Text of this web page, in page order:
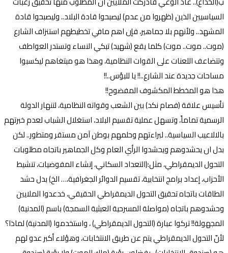
السياسيين الذين (ظهروا من عدم) ليصبحوا قادة البلاد.. وليصبحوا قادة
المشهد.. ولأنهم بلا جماهير، فإن اهم مافي تخطيطهم استنزاف الشارع
(موت.. موت.. موت) كلما يقع (شهيد) تبكي النساء وتستدر العواطف
وتتضاعف اللعنات على القوات النظامية، وهذا هو مبتغاهم ليكسبوا
مساحات جديدة عند الشارع..!! يا للبؤس..!!
هذا هو المخطط المكشوف المفضوح!!
تأسيس علاقة (فصام نكد) بين الشعب وقواته النظامية، لتنهار الدولة
الرسمية تماماً، وتسهل عملية تقسيم البلاد، استغلال الشباب لعدم خبرتهم
بالالاعيب السياسية.. لبراءتهم وحلمهم بوطن آمن مستقر ومتطور.. لكن
بدل ان يحشدوهم ويحشدوا الرأي العام وكل الجماهير باتجاه مطلوبات
التحول الديمقراطي، مثل:(التعداد السكاني، إنشاء المفوضيات، تنشيط
الأحزاب، إعداد برامج انتخابية، تقسيم الدوائر الجغرافية،… الخ) بدل حشد
الطاقات باتجاه تحقيق التحول الديمقراطي الحقيقي، خدعدوا الملايين
وحشدوهم باتجاه (مواصلة المسرحية العبثية السمجة) باسم (المدنية)
المجهولة!! تركوا عبارة (التحول الديمقراطي) ، واستخدموا (المدنية) لماذا؟
لأنّ التحول الديمقراطي يتم عن طريق الانتخابات، وهؤلاء أكبر عدو لهم